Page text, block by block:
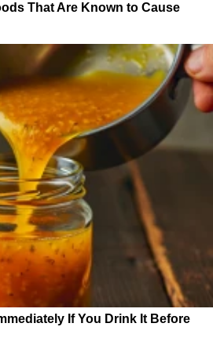
That Are Known to Cause
If You Drink It Before